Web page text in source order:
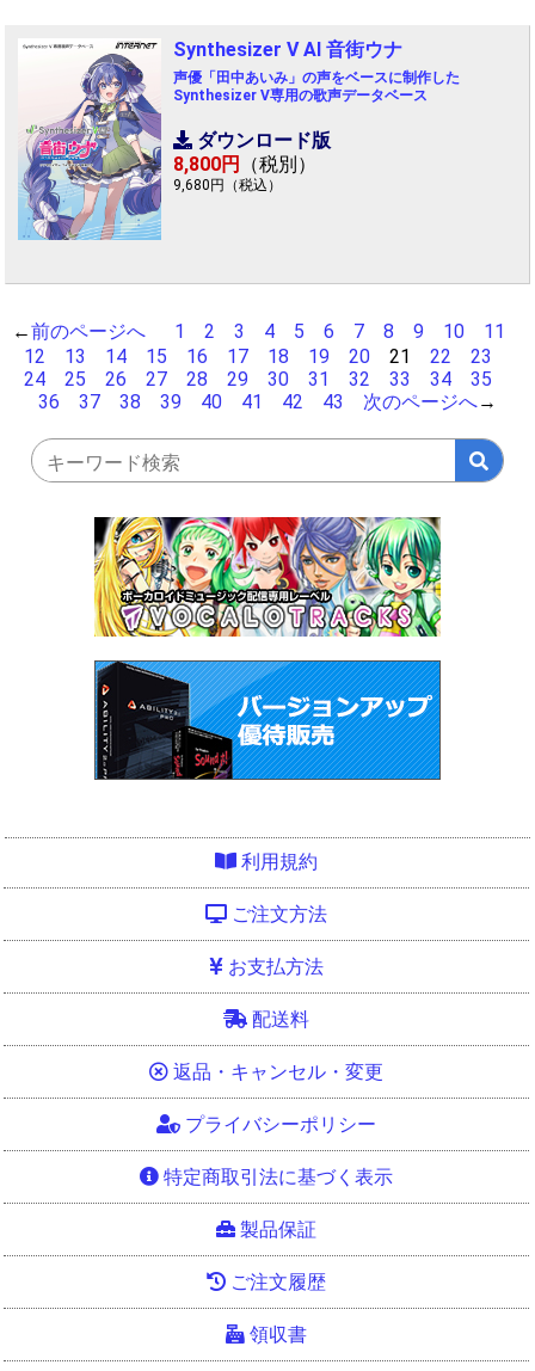
Synthesizer V AI 音街ウナ
声優「田中あいみ」の声をベースに制作した
Synthesizer V専用の歌声データベース
ダウンロード版
8,800円
（税別）
9,680円（税込）
←前のページへ 1 2 3 4 5 6 7 8 9 10
11
12
13 14 15 16 17 18 19 20 21 22
23
24
25 26 27 28 29 30 31 32 33 34
35
36
37 38 39 40 41 42 43 次のページへ→
利用規約
ご注文方法
お支払方法
配送料
返品・キャンセル・変更
プライバシーポリシー
特定商取引法に基づく表示
製品保証
ご注文履歴
領収書